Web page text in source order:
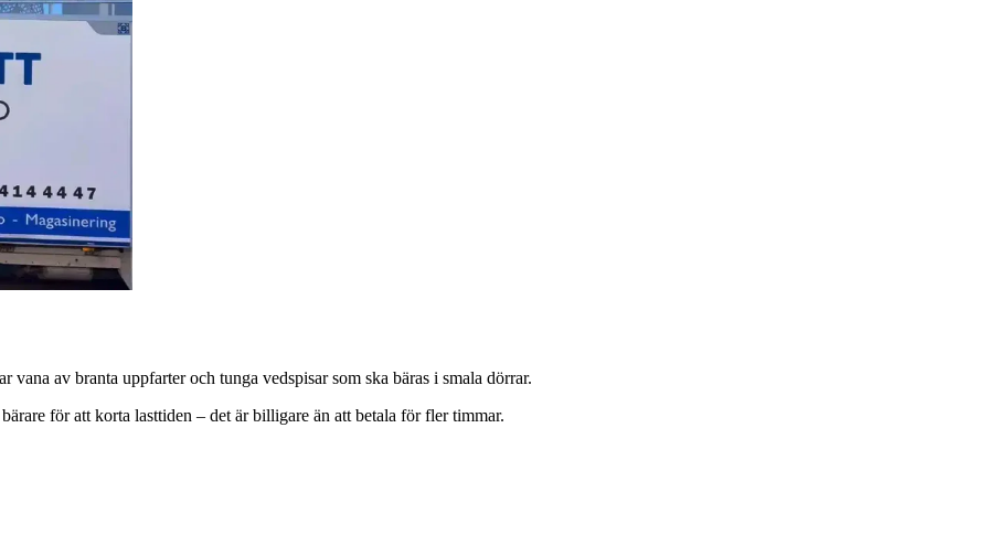
av branta uppfarter och tunga vedspisar som ska bäras i smala dörrar.
för att korta lasttiden – det är billigare än att betala för fler timmar.